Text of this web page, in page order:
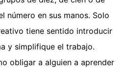
número en sus manos. Solo
tiene sentido introducir
y simplifique el trabajo.
obligar a alguien a aprender